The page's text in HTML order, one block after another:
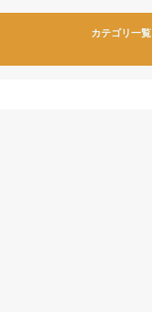
カテゴリ一覧